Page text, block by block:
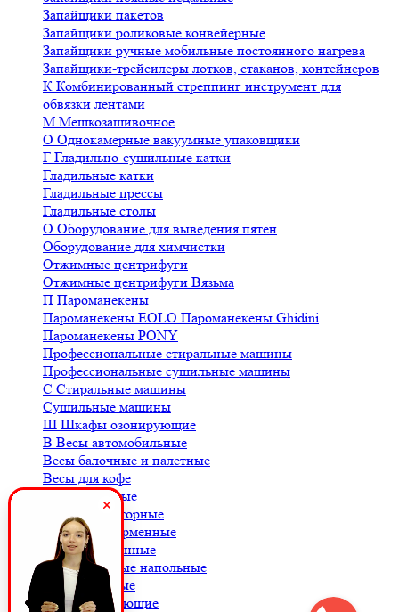
Запайщики пакетов
Запайщики роликовые конвейерные
Запайщики ручные мобильные постоянного нагрева
Запайщики-трейсилеры лотков, стаканов, контейнеров
К Комбинированный стреппинг инструмент для
обвязки лентами
М Мешкозашивочное
О Однокамерные вакуумные упаковщики
Г Гладильно-сушильные катки
Гладильные катки
Гладильные прессы
Гладильные столы
О Оборудование для выведения пятен
Оборудование для химчистки
Отжимные центрифуги
Отжимные центрифуги Вязьма
П Пароманекены
Пароманекены EOLO Пароманекены Ghidini
Пароманекены PONY
Профессиональные стиральные машины
Профессиональные сушильные машины
С Стиральные машины
Сушильные машины
Ш Шкафы озонирующие
В Весы автомобильные
Весы балочные и палетные
Весы для кофе
Весы крановые
Весы лабораторные
Весы платформенные
Весы порционные
Весы товарные напольные
Весы торговые
ККомплектующие